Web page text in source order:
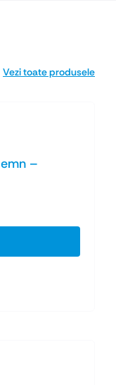
Vezi toate produsele
–